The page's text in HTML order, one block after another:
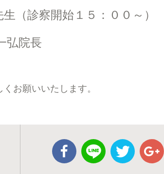
（診察開始１５：００～）
院長
くお願いいたします。